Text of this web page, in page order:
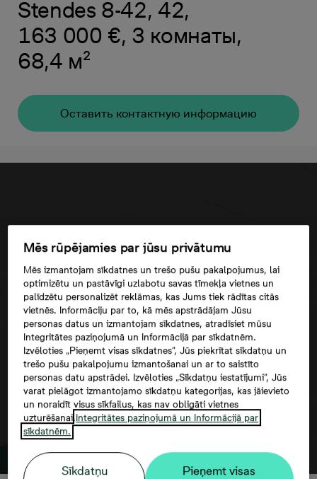
Stendes 8-42, 42,
163 000 €, 3 комнаты,
68,4 м²
Oставить контактную информацию
Согласие третьего лица
Mēs rūpējamies par jūsu privātumu
Mēs izmantojam sīkdatnes un trešo pušu pakalpojumus, lai
optimizētu un pastāvīgi uzlabotu savas tīmekļa vietnes un
palīdzētu personalizēt reklāmas, kas Jums tiek rādītas citās
vietnēs. Informāciju par to, kā mēs apstrādājam Jūsu
personas datus un izmantojam sīkdatnes, atradīsiet mūsu
Integritātes paziņojumā un Informācijā par sīkdatnēm.
Izvēloties „Pieņemt visas sīkdatnes”, Jūs piekrītat sīkdatņu un
trešo pušu pakalpojumu izmantošanai un ar to saistīto
personas datu apstrādei. Izvēloties „Sīkdatņu iestatījumi”, Jūs
varat pielāgot izmantojamo sīkdatņu kategorijas, kas jāievieto
un noraidīt visus sīkfailus, kas nav obligāti vietnes
uzturēšanai.Integritātes paziņojumā un Informācijā par
sīkdatnēm.
Sīkdatņu
Pieņemt visas